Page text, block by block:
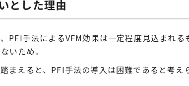
とした理由
PFI手法によるVFM効果は一定程度見込まれ
いため。
まえると、PFI手法の導入は困難であると考え